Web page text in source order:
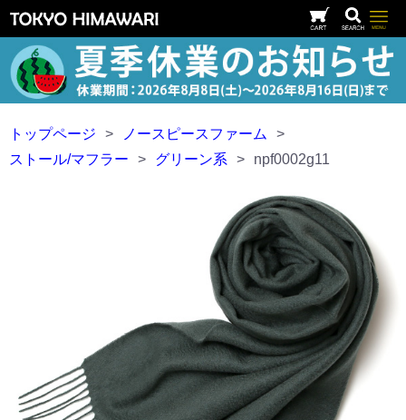
トップページ > ノースピースファーム
>
ストール/マフラー
> グリーン系 > npf0002g11